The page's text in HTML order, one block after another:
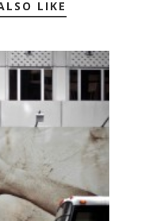
LIKE